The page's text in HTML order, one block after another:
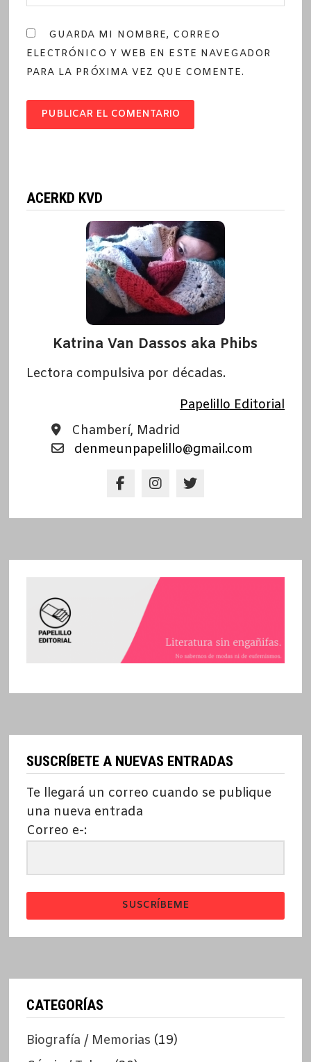
GUARDA MI NOMBRE, CORREO
ELECTRÓNICO Y WEB EN ESTE NAVEGADOR
PARA LA PRÓXIMA VEZ QUE COMENTE.
ACERKD KVD
Katrina Van Dassos aka Phibs
Lectora compulsiva por décadas.
Papelillo Editorial
Chamberí, Madrid
denmeunpapelillo@gmail.com
SUSCRÍBETE A NUEVAS ENTRADAS
Te llegará un correo cuando se publique
una nueva entrada
Correo e-:
SUSCRÍBEME
CATEGORÍAS
Biografía / Memorias (19)